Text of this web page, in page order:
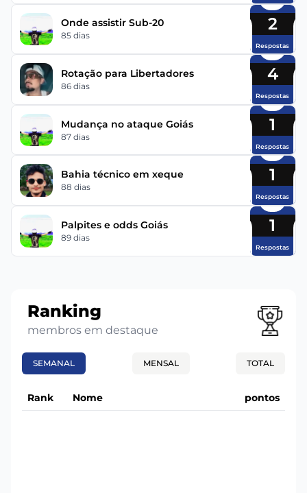
Onde assistir Sub-20
85 dias
2
Respostas
Rotação para Libertadores
86 dias
4
Respostas
Mudança no ataque Goiás
87 dias
1
Respostas
Bahia técnico em xeque
88 dias
1
Respostas
Palpites e odds Goiás
89 dias
1
Respostas
Ranking
membros em destaque
SEMANAL MENSAL TOTAL
Rank Nome pontos